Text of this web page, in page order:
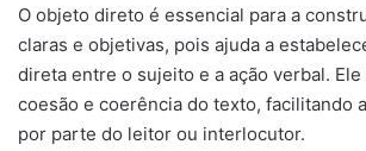
O objeto direto é essencial para a
claras e objetivas, pois ajuda a
direta entre o sujeito e a ação verbal.
coesão e coerência do texto, facilitando
por parte do leitor ou interlocutor.